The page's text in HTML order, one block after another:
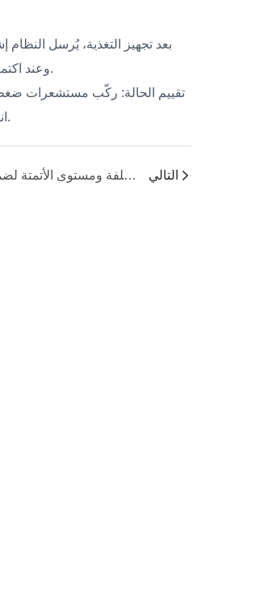
وعند اكتمال الدفعة، تُرسل المعدة أمر تحويل إلى نظام التغذية للتبديل التلقائي الكامل للدفعات.
انقطاع التدفق)، أرسل إشارة توقف فورًا لمنع التشغيل بدون ضغط أو عيوب في المنتج.
أثناء ترقيات شبه الأتمتة، كيف يمكن تحقيق التوازن بين التكلفة ومستوى الأتمتة لضمان عائد الاستثمار؟ التالي